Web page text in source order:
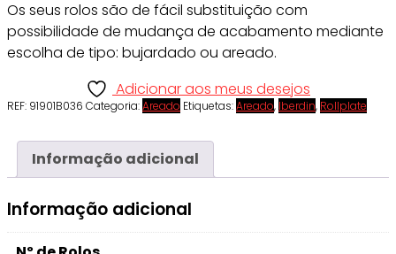
Os seus rolos são de fácil substituição com
possibilidade de mudança de acabamento mediante
escolha de tipo: bujardado ou areado.
Adicionar aos meus desejos
REF: 91901B036 Categoria:Areado Etiquetas:Areado, Iberdin, Rollplate
Informação adicional
Informação adicional